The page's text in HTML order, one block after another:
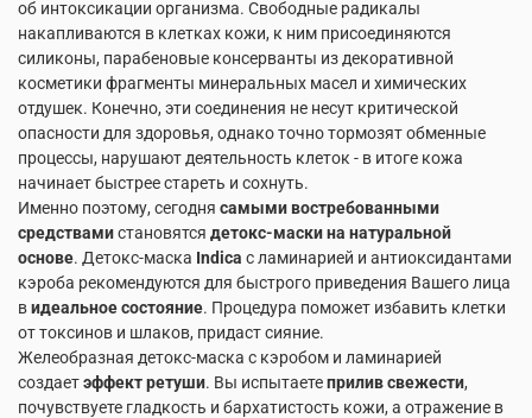
об интоксикации организма. Свободные радикалы
накапливаются в клетках кожи, к ним присоединяются
силиконы, парабеновые консерванты из декоративной
косметики фрагменты минеральных масел и химических
отдушек. Конечно, эти соединения не несут критической
опасности для здоровья, однако точно тормозят обменные
процессы, нарушают деятельность клеток - в итоге кожа
начинает быстрее стареть и сохнуть.
Именно поэтому, сегодня самыми востребованными
средствамистановятся детокс-маски на натуральной
основе. Детокс-маска Indica с ламинарией и антиоксидантами
кэроба рекомендуются для быстрого приведения Вашего лица
видеальное состояние. Процедура поможет избавить клетки
от токсинов и шлаков, придаст сияние.
Желеобразная детокс-маска с кэробом и ламинарией
создаетэффект ретуши. Вы испытаетеприлив свежести,
почувствуете гладкость и бархатистость кожи, а отражение в